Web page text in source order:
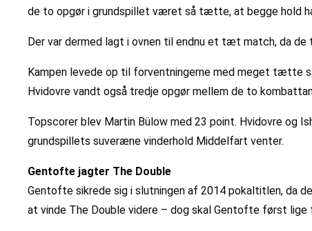
de to opgør i grundspillet været så tætte, at begge hold
Der var dermed lagt i ovnen til endnu et tæt match, da
Kampen levede op til forventningerne med meget tætte
Hvidovre vandt også tredje opgør mellem de to
Topscorer blev Martin Bülow med 23 point. Hvidovre og
grundspillets suveræne vinderhold Middelfart venter.
Gentofte jagter The Double
Gentofte sikrede sig i slutningen af 2014 pokaltitlen, da
at vinde The Double videre – dog skal Gentofte først lige